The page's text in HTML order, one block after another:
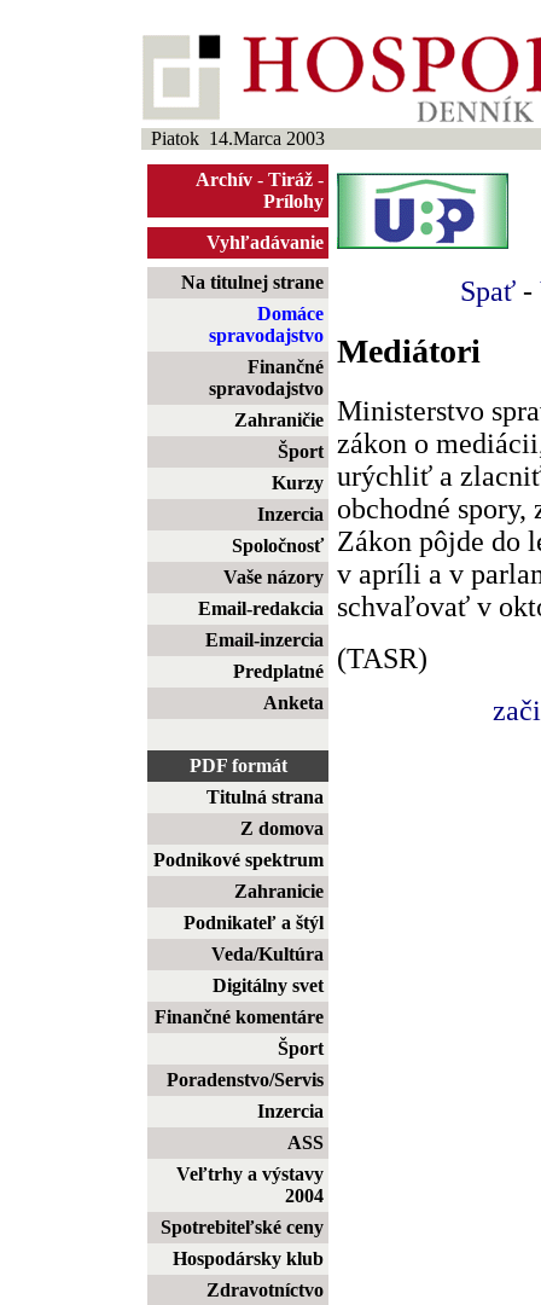
Piatok 14.Marca 2003
Archív - Tiráž -
Prílohy
Vyhľadávanie
Na titulnej strane
Domáce
spravodajstvo
Finančné
spravodajstvo
Zahraničie
Šport
Kurzy
Inzercia
Spoločnosť
Vaše názory
Email-redakcia
Email-inzercia
Predplatné
Anketa
PDF formát
Titulná strana
Z domova
Podnikové spektrum
Zahranicie
Podnikateľ a štýl
Veda/Kultúra
Digitálny svet
Finančné komentáre
Šport
Poradenstvo/Servis
Inzercia
ASS
Veľtrhy a výstavy
2004
Spotrebiteľské ceny
Hospodársky klub
Zdravotníctvo
Spať -
Mediátori
Ministerstvo
zákon o
urýchliť a
obchodné spory,
Zákon pôjde do
v apríli a v
schvaľovať v
(TASR)